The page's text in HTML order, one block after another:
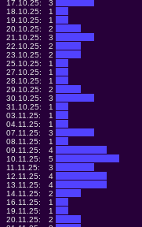
17.10.25:
3
18.10.25:
1
19.10.25:
1
20.10.25:
2
21.10.25:
3
22.10.25:
2
23.10.25:
2
25.10.25:
1
27.10.25:
1
28.10.25:
1
29.10.25:
2
30.10.25:
3
31.10.25:
1
03.11.25:
1
04.11.25:
1
07.11.25:
3
08.11.25:
1
09.11.25:
4
10.11.25:
5
11.11.25:
3
12.11.25:
4
13.11.25:
4
14.11.25:
2
16.11.25:
1
19.11.25:
1
20.11.25:
2